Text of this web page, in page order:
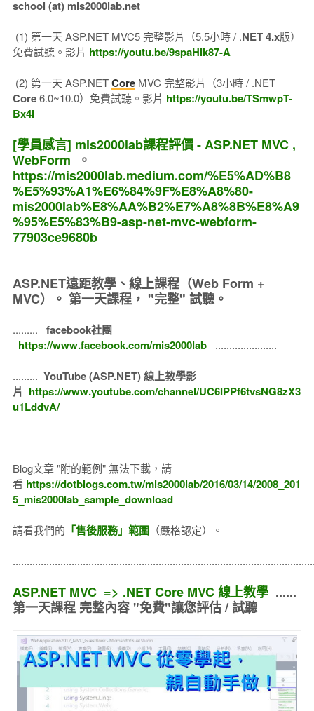
school (at) mis2000lab.net
(1) 第一天 ASP.NET MVC5 完整影片（5.5小時 / .NET 4.x版）
免費試聽。影片 https://youtu.be/9spaHik87-A
(2) 第一天 ASP.NETCoreMVC 完整影片（3小時 / .NET
Core6.0~10.0）免費試聽。影片 https://youtu.be/TSmwpT-
Bx4I
[學員感言] mis2000lab課程評價 - ASP.NET MVC ,
WebForm 。
https://mis2000lab.medium.com/%E5%AD%B8
%E5%93%A1%E6%84%9F%E8%A8%80-
mis2000lab%E8%AA%B2%E7%A8%8B%E8%A9
%95%E5%83%B9-asp-net-mvc-webform-
77903ce9680b
ASP.NET遠距教學、線上課程（Web Form +
MVC）。 第一天課程， "完整" 試聽。
.........
facebook社團
https://www.facebook.com/mis2000lab
......................
......... YouTube (ASP.NET) 線上教學影
片 https://www.youtube.com/channel/UC6IPPf6tvsNG8zX3
u1LddvA/
Blog文章 "附的範例" 無法下載，請
看 https://dotblogs.com.tw/mis2000lab/2016/03/14/2008_201
5_mis2000lab_sample_download
請看我們的 「售後服務」範圍（嚴格認定）。
ASP.NET MVC => .NET Core MVC 線上教學......
第一天課程 完整內容 "免費"讓您評估 / 試聽